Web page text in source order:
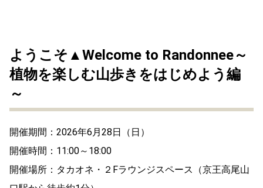
ようこそ▲Welcome to Randonnee～
植物を楽しむ山歩きをはじめよう編
～
開催期間：2026年6月28日（日）
開催時間：11:00～18:00
開催場所：タカオネ・２Fラウンジスペース（京王高尾山